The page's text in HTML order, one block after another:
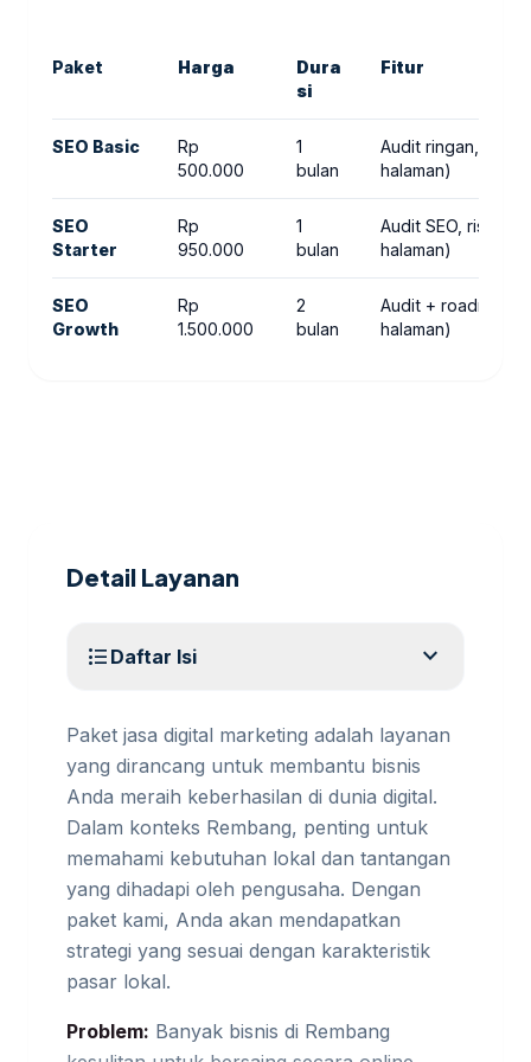
Paket Harga
Dura
si
Fitur
SEO Basic
Rp
500.000
1
bulan
Audit ringan, riset
halaman)
SEO
Starter
Rp
950.000
1
bulan
Audit SEO, riset
halaman)
SEO
Growth
Rp
1.500.000
2
bulan
Audit + roadmap,
halaman)
Detail Layanan
format_list_bulleted Daftar Isi expand_more
Paket jasa digital marketing adalah layanan
yang dirancang untuk membantu bisnis
Anda meraih keberhasilan di dunia digital.
Dalam konteks Rembang, penting untuk
memahami kebutuhan lokal dan tantangan
yang dihadapi oleh pengusaha. Dengan
paket kami, Anda akan mendapatkan
strategi yang sesuai dengan karakteristik
pasar lokal.
Problem: Banyak bisnis di Rembang